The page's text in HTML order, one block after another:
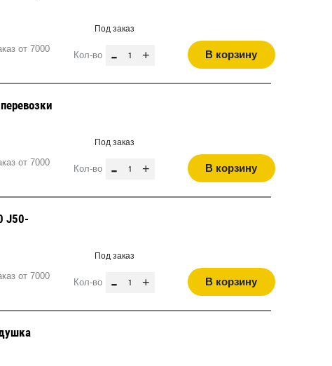
от 7000
Под заказ
Кол-во - + В корзину
от 7000
Под заказ
Кол-во - + В корзину
J50-
от 7000
Под заказ
Кол-во - + В корзину